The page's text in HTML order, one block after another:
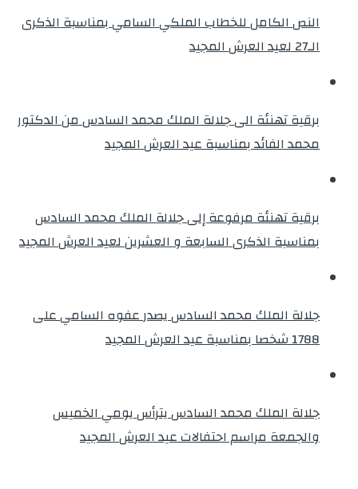
النص الكامل للخطاب الملكي السامي بمناسبة الذكرى
الـ27 لعيد العرش المجيد
برقية تهنئة الى جلالة الملك محمد السادس من الدكتور
محمد الفائد بمناسبة عيد العرش المجيد
برقية تهنئة مرفوعة إلى جلالة الملك محمد السادس
بمناسبة الذكرى السابعة و العشرين لعيد العرش المجيد
جلالة الملك محمد السادس يصدر عفوه السامي على
1788 شخصا بمناسبة عيد العرش المجيد
جلالة الملك محمد السادس يترأس يومي الخميس
والجمعة مراسم احتفالات عيد العرش المجيد